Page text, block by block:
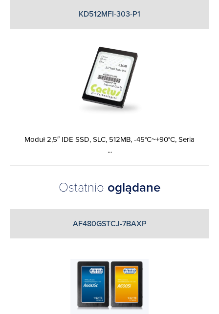
KD512MFI-303-P1
Moduł 2,5″ IDE SSD, SLC, 512MB, -45°C~+90°C, Seria
...
Ostatnio oglądane
AF480GSTCJ-7BAXP